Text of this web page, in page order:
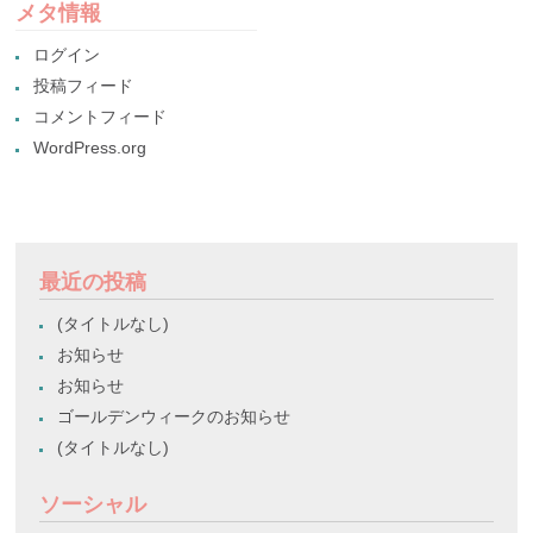
メタ情報
ログイン
投稿フィード
コメントフィード
WordPress.org
最近の投稿
(タイトルなし)
お知らせ
お知らせ
ゴールデンウィークのお知らせ
(タイトルなし)
ソーシャル